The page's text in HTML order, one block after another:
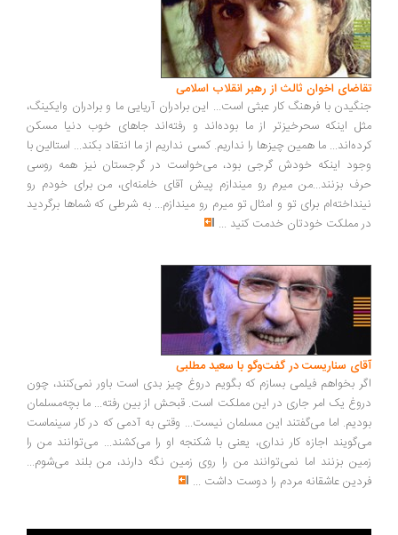
اخوان ثالث از رهبر انقلاب اسلامی
با فرهنگ کار عبثی است... این برادران آریایی ما و برادران وایکینگ،
اینکه سحرخیزتر از ما بوده‌اند و رفته‌اند جاهای خوب دنیا مسکن
ما همین چیزها را نداریم. کسی نداریم از ما انتقاد بکند... استالین با
اینکه خودش گرجی بود، می‌خواست در گرجستان نیز همه روسی
بزنند...من میرم رو میندازم پیش آقای خامنه‌ای، من برای خودم رو
برای تو و امثال تو میرم رو میندازم... به شرطی که شماها برگردید
مملکت خودتان خدمت کنید...
سناریست در گفت‌وگو با سعید مطلبی
بخواهم فیلمی بسازم که بگویم دروغ چیز بدی است باور نمی‌کنند، چون
یک امر جاری در این مملکت است. قبحش از بین رفته... ما بچه‌مسلمان
اما می‌گفتند این مسلمان نیست... وقتی به آدمی که در کار سینماست
اجازه کار نداری، یعنی با شکنجه او را می‌کشند... می‌توانند من را
بزنند اما نمی‌توانند من را روی زمین نگه دارند، من بلند می‌شوم...
عاشقانه مردم را دوست داشت ...